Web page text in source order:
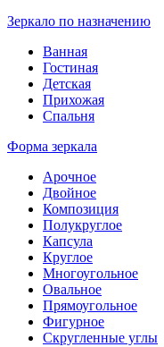
Зеркало по назначению
Ванная
Гостиная
Детская
Прихожая
Спальня
Форма зеркала
Арочное
Двойное
Композиция
Полукруглое
Капсула
Круглое
Многоугольное
Овальное
Прямоугольное
Фигурное
Скругленные углы